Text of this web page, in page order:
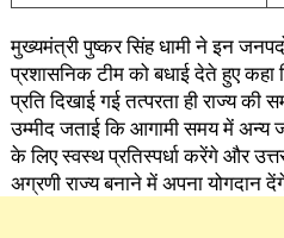
मुख्यमंत्री पुष्कर सिंह धामी ने इन
प्रशासनिक टीम को बधाई देते हुए कहा
प्रति दिखाई गई तत्परता ही राज्य की
उम्मीद जताई कि आगामी समय में अन्य
के लिए स्वस्थ प्रतिस्पर्धा करेंगे और
अग्रणी राज्य बनाने में अपना योगदान